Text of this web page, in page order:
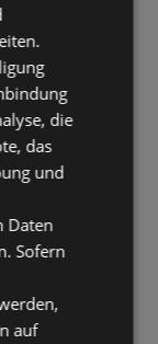
die
das
und
Daten
Sofern
auf